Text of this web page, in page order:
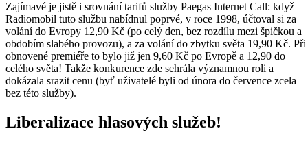
Zajímavé je jistě i srovnání tarifů služby Paegas Internet Call: když
Radiomobil tuto službu nabídnul poprvé, v roce 1998, účtoval si za
volání do Evropy 12,90 Kč (po celý den, bez rozdílu mezi špičkou a
obdobím slabého provozu), a za volání do zbytku světa 19,90 Kč. Při
obnovené premiéře to bylo již jen 9,60 Kč po Evropě a 12,90 do
celého světa! Takže konkurence zde sehrála významnou roli a
dokázala srazit cenu (byť uživatelé byli od února do července zcela
bez této služby).
Liberalizace hlasových služeb!